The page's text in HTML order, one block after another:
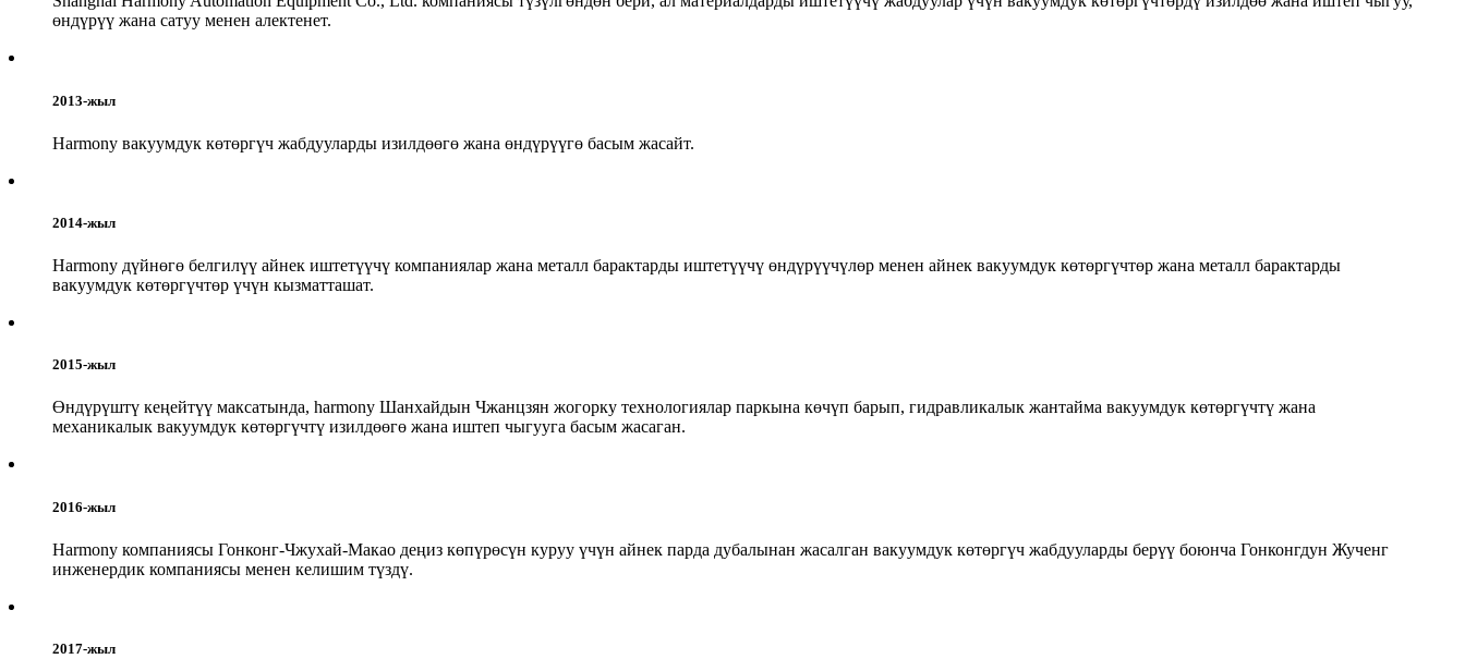
өндүрүү жана сатуу менен алектенет.
2013-жыл
Harmony вакуумдук көтөргүч жабдууларды изилдөөгө жана өндүрүүгө басым жасайт.
2014-жыл
Harmony дүйнөгө белгилүү айнек иштетүүчү компаниялар жана металл барактарды иштетүүчү өндүрүүчүлөр менен айнек вакуумдук көтөргүчтөр жана металл барактарды
вакуумдук көтөргүчтөр үчүн кызматташат.
2015-жыл
Өндүрүштү кеңейтүү максатында, harmony Шанхайдын Чжанцзян жогорку технологиялар паркына көчүп барып, гидравликалык жантайма вакуумдук көтөргүчтү жана
механикалык вакуумдук көтөргүчтү изилдөөгө жана иштеп чыгууга басым жасаган.
2016-жыл
Harmony компаниясы Гонконг-Чжухай-Макао деңиз көпүрөсүн куруу үчүн айнек парда дубалынан жасалган вакуумдук көтөргүч жабдууларды берүү боюнча Гонконгдун Жученг
инженердик компаниясы менен келишим түздү.
2017-жыл